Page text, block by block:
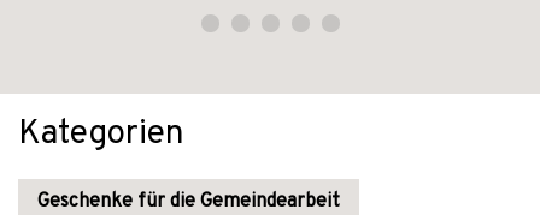
Kategorien
Geschenke für die Gemeindearbeit